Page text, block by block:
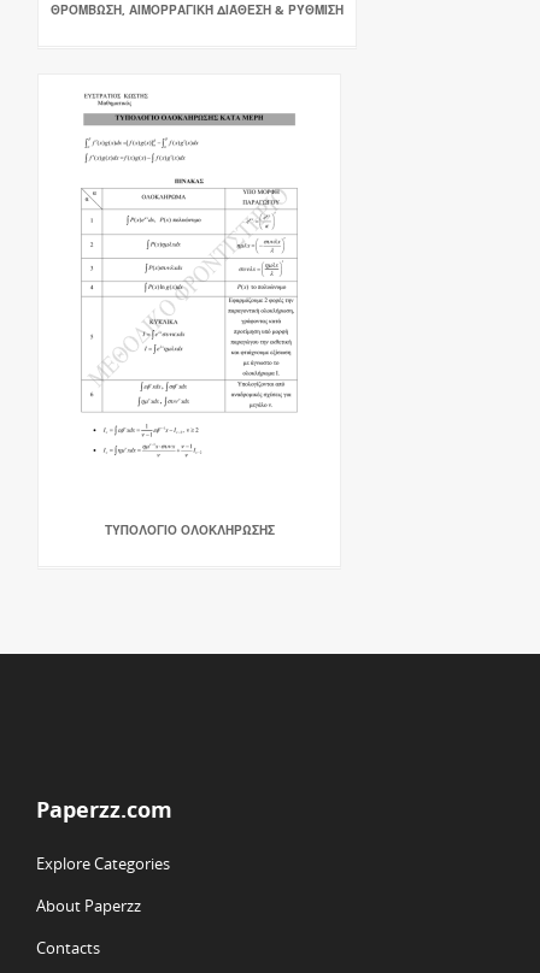
ΘΡΌΜΒΩΣΗ, ΑΙΜΟΡΡΑΓΙΚΉ ΔΙΆΘΕΣΗ & ΡΎΘΜΙΣΗ
ΤΥΠΟΛΟΓΙΟ ΟΛΟΚΛΗΡΩΣΗΣ
Paperzz.com
Explore Categories
About Paperzz
Contacts